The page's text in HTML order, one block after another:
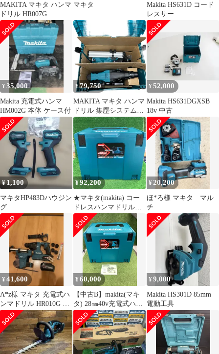
MAKITA マキタ ハンマ
ドリル HR007G
マキタ
Makita HS631D コード
レスサー
¥35,000
Makita 充電式ハンマ
HM002G 本体 ケース付
¥79,750
MAKITA マキタ ハンマ
ドリル 集塵システム、
ケース付 40v
HR011GZKV ブルー
¥52,000
Makita HS631DGXSB
18v 中古
¥1,100
マキタHP483Dハウジン
グ
¥92,200
★マキタ(makita) コー
ドレスハンマドリル
HR011GRDXV【川崎
店】
¥ 20,200
ほ*ろ様 マキタ マル
チ
¥41,600
A*z様 マキタ 充電式ハ
ンマドリル HR010G フ
ルセットと電池2.5セッ
ト
¥60,000
【中古B】makita(マキ
タ) 28㎜40v充電式ハン
マドリル 集じんシステ
ム付 (2.5Ahバッテリx2/
充電器/ケース)
HR011GRDXV
¥9,000
Makita HS301D 85mm
電動工具